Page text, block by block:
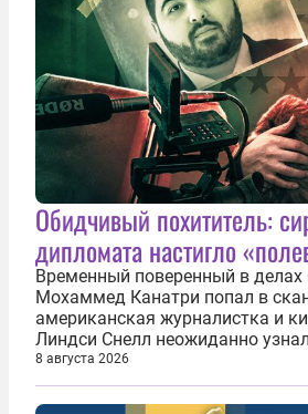
Обидчивый похититель:
дипломата настигло
Временный поверенный в
Мохаммед Канатри попал в
американская журналистка и
Линдси Снелл неожиданно
бандитов, похитивших ее в
2016 году. Журналистка
то время известный под
8 августа 2026